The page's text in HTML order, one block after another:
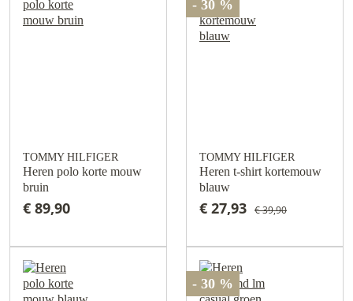
TOMMY HILFIGER
Heren polo korte mouw
bruin
€ 89,90
- 30 %
TOMMY HILFIGER
Heren t-shirt kortemouw
blauw
€ 27,93 € 39,90
- 30 %